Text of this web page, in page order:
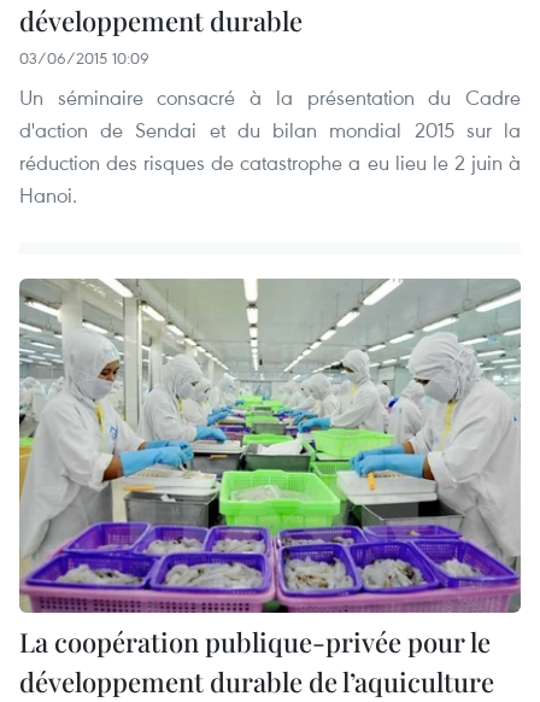
développement durable
03/06/2015 10:09
Un séminaire consacré à la présentation du Cadre
d'action de Sendai et du bilan mondial 2015 sur la
réduction des risques de catastrophe a eu lieu le 2 juin à
Hanoi.
La coopération publique-privée pour le
développement durable de l’aquiculture